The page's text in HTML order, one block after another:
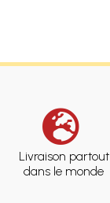
Livraison partout
dans le monde